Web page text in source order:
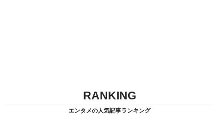
RANKING
エンタメの人気記事ランキング